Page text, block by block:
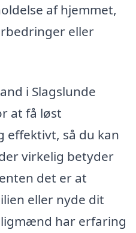
af hjemmet,
eller
i Slagslunde
at få løst
effektivt, så du kan
virkelig betyder
det er at
eller nyde dit
har erfaring